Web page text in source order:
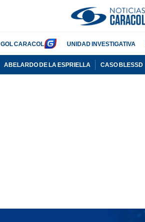
GOL CARACOL UNIDAD INVESTIGATIVA
ABELARDO DE LA ESPRIELLA CASO BLESSD